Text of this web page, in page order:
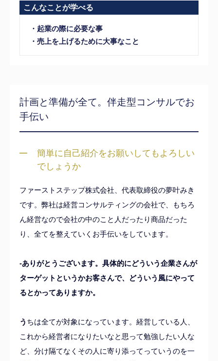
こんなことが学べる
・起業の際に必要な事
・売上を上げるために大事なこと
計画と準備が全て。伴走型コンサルでお
手伝い
簡単に自己紹介をお願いしてもよろしい
でしょうか
ファーストステップ株式会社、代表取締役の夢叶みき
です。弊社は経営コンサルティングの会社で、もちろ
ん経営なので会社の中のこと人だったり商品だった
り、全てを整えていくお手伝いをしています。
-ありがとうございます。具体的にどういう企業さんが
ターゲットというかお客さんで、どういう風にやって
るとかってありますか。
う ちは全てが対象になっています。経営している人、
これから経営者になりたいなと思って勉強したい人な
ど、分け隔てなくその人に寄り添ってっていうのを一